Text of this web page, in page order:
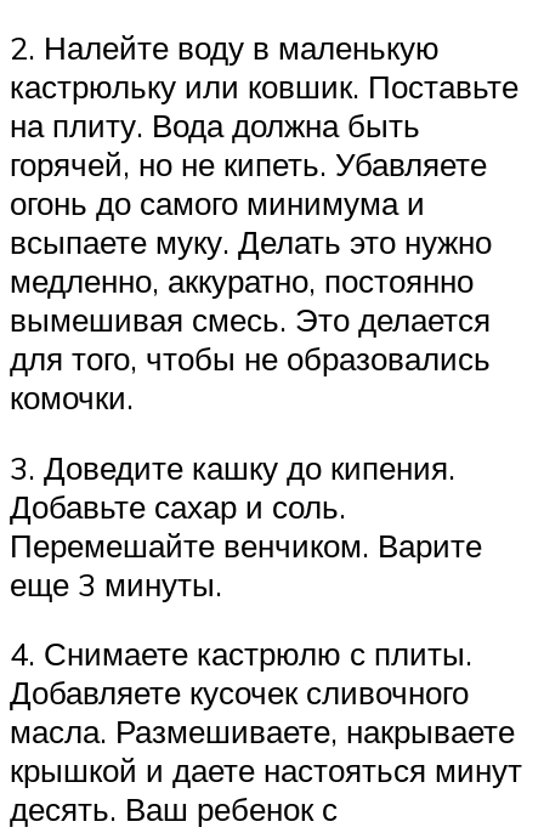
2. Налейте воду в маленькую
кастрюльку или ковшик. Поставьте
на плиту. Вода должна быть
горячей, но не кипеть. Убавляете
огонь до самого минимума и
всыпаете муку. Делать это нужно
медленно, аккуратно, постоянно
вымешивая смесь. Это делается
для того, чтобы не образовались
комочки.
3. Доведите кашку до кипения.
Добавьте сахар и соль.
Перемешайте венчиком. Варите
еще 3 минуты.
4. Снимаете кастрюлю с плиты.
Добавляете кусочек сливочного
масла. Размешиваете, накрываете
крышкой и даете настояться минут
десять. Ваш ребенок с